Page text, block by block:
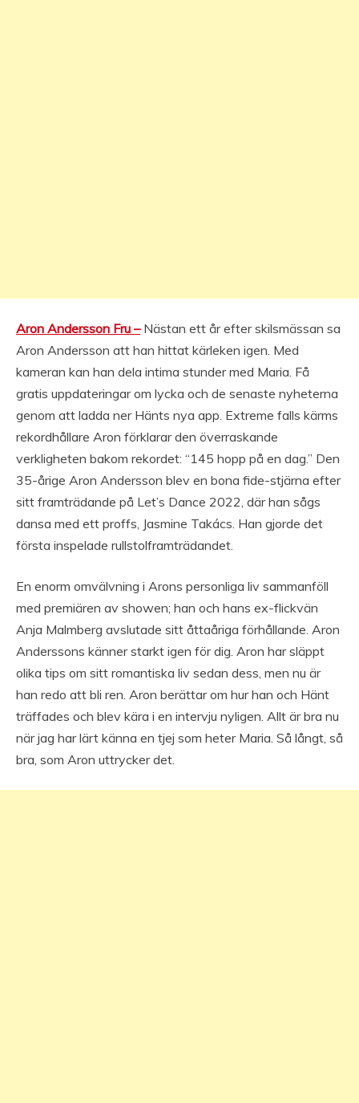
Aron Andersson Fru –Nästan ett år efter skilsmässan sa
Aron Andersson att han hittat kärleken igen. Med
kameran kan han dela intima stunder med Maria. Få
gratis uppdateringar om lycka och de senaste nyheterna
genom att ladda ner Hänts nya app. Extreme falls kärms
rekordhållare Aron förklarar den överraskande
verkligheten bakom rekordet: “145 hopp på en dag.” Den
35-årige Aron Andersson blev en bona fide-stjärna efter
sitt framträdande på Let’s Dance 2022, där han sågs
dansa med ett proffs, Jasmine Takács. Han gjorde det
första inspelade rullstolframträdandet.
En enorm omvälvning i Arons personliga liv sammanföll
med premiären av showen; han och hans ex-flickvän
Anja Malmberg avslutade sitt åttaåriga förhållande. Aron
Anderssons känner starkt igen för dig. Aron har släppt
olika tips om sitt romantiska liv sedan dess, men nu är
han redo att bli ren. Aron berättar om hur han och Hänt
träffades och blev kära i en intervju nyligen. Allt är bra nu
när jag har lärt känna en tjej som heter Maria. Så långt, så
bra, som Aron uttrycker det.